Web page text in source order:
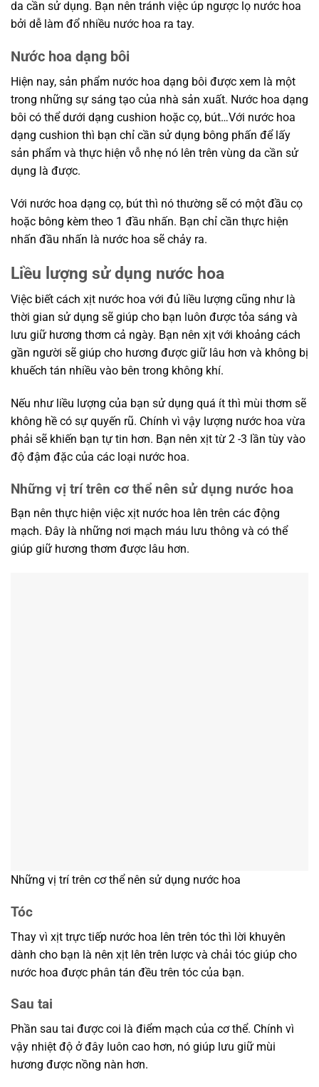
da cần sử dụng. Bạn nên tránh việc úp ngược lọ nước hoa
bởi dễ làm đổ nhiều nước hoa ra tay.
Nước hoa dạng bôi
Hiện nay, sản phẩm nước hoa dạng bôi được xem là một
trong những sự sáng tạo của nhà sản xuất. Nước hoa dạng
bôi có thể dưới dạng cushion hoặc cọ, bút…Với nước hoa
dạng cushion thì bạn chỉ cần sử dụng bông phấn để lấy
sản phẩm và thực hiện vỗ nhẹ nó lên trên vùng da cần sử
dụng là được.
Với nước hoa dạng cọ, bút thì nó thường sẽ có một đầu cọ
hoặc bông kèm theo 1 đầu nhấn. Bạn chỉ cần thực hiện
nhấn đầu nhấn là nước hoa sẽ chảy ra.
Liều lượng sử dụng nước hoa
Việc biết cách xịt nước hoa với đủ liều lượng cũng như là
thời gian sử dụng sẽ giúp cho bạn luôn được tỏa sáng và
lưu giữ hương thơm cả ngày. Bạn nên xịt với khoảng cách
gần người sẽ giúp cho hương được giữ lâu hơn và không bị
khuếch tán nhiều vào bên trong không khí.
Nếu như liều lượng của bạn sử dụng quá ít thì mùi thơm sẽ
không hề có sự quyến rũ. Chính vì vậy lượng nước hoa vừa
phải sẽ khiến bạn tự tin hơn. Bạn nên xịt từ 2 -3 lần tùy vào
độ đậm đặc của các loại nước hoa.
Những vị trí trên cơ thể nên sử dụng nước hoa
Bạn nên thực hiện việc xịt nước hoa lên trên các động
mạch. Đây là những nơi mạch máu lưu thông và có thể
giúp giữ hương thơm được lâu hơn.
Những vị trí trên cơ thể nên sử dụng nước hoa
Tóc
Thay vì xịt trực tiếp nước hoa lên trên tóc thì lời khuyên
dành cho bạn là nên xịt lên trên lược và chải tóc giúp cho
nước hoa được phân tán đều trên tóc của bạn.
Sau tai
Phần sau tai được coi là điểm mạch của cơ thể. Chính vì
vậy nhiệt độ ở đây luôn cao hơn, nó giúp lưu giữ mùi
hương được nồng nàn hơn.